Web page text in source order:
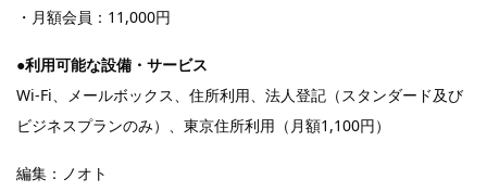
・月額会員：11,000円
●利用可能な設備・サービス
Wi-Fi、メールボックス、住所利用、法人登記（スタンダード及び
ビジネスプランのみ）、東京住所利用（月額1,100円）
編集：ノオト